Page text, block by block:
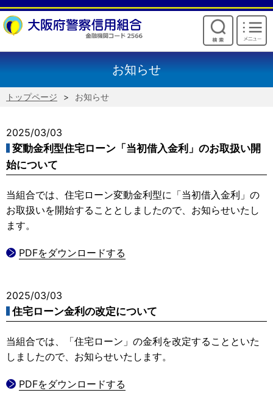
けいしんからのお願い
お知らせ
トップページ お知らせ
2025/03/03
変動金利型住宅ローン「当初借入金利」のお取扱い開
始について
当組合では、住宅ローン変動金利型に「当初借入金利」の
お取扱いを開始することとしましたので、お知らせいたし
ます。
PDFをダウンロードする
2025/03/03
住宅ローン金利の改定について
当組合では、「住宅ローン」の金利を改定することといた
しましたので、お知らせいたします。
PDFをダウンロードする